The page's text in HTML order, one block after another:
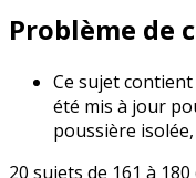
Problème de
Ce sujet
été mis à jour
poussière isolée
20 sujets de 161 à